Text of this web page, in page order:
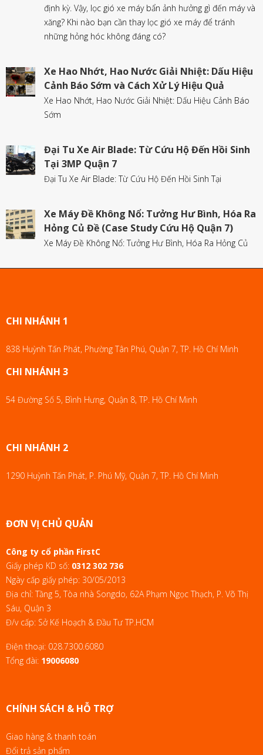
định kỳ. Vậy, lọc gió xe máy bẩn ảnh hưởng gì đến máy và
xăng? Khi nào bạn cần thay lọc gió xe máy để tránh
những hỏng hóc không đáng có?
Xe Hao Nhớt, Hao Nước Giải Nhiệt: Dấu Hiệu
Cảnh Báo Sớm và Cách Xử Lý Hiệu Quả
Xe Hao Nhớt, Hao Nước Giải Nhiệt: Dấu Hiệu Cảnh Báo
Sớm
Đại Tu Xe Air Blade: Từ Cứu Hộ Đến Hồi Sinh
Tại 3MP Quận 7
Đại Tu Xe Air Blade: Từ Cứu Hộ Đến Hồi Sinh Tại
Xe Máy Đề Không Nổ: Tưởng Hư Bình, Hóa Ra
Hỏng Củ Đề (Case Study Cứu Hộ Quận 7)
Xe Máy Đề Không Nổ: Tưởng Hư Bình, Hóa Ra Hỏng Củ
CHI NHÁNH 1
838 Huỳnh Tấn Phát, Phường Tân Phú, Quận 7, TP. Hồ Chí Minh
CHI NHÁNH 3
54 Đường Số 5, Bình Hưng, Quận 8, TP. Hồ Chí Minh
CHI NHÁNH 2
1290 Huỳnh Tấn Phát, P. Phú Mỹ, Quận 7, TP. Hồ Chí Minh
ĐƠN VỊ CHỦ QUẢN
Công ty cổ phần FirstC
Giấy phép KD số: 0312 302 736
Ngày cấp giấy phép: 30/05/2013
Địa chỉ: Tầng 5, Tòa nhà Songdo, 62A Phạm Ngọc Thạch, P. Võ Thị
Sáu, Quận 3
Đ/v cấp: Sở Kế Hoạch & Đầu Tư TP.HCM
Điện thoại: 028.7300.6080
Tổng đài: 19006080
CHÍNH SÁCH & HỖ TRỢ
Giao hàng & thanh toán
Đổi trả sản phẩm